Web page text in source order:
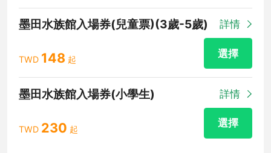
墨田水族館入場券(兒童票)(3歲-5歲) 詳情
TWD 148 起
選擇
墨田水族館入場券(小學生) 詳情
TWD 230 起
選擇